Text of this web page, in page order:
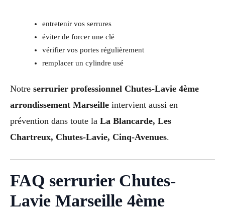
entretenir vos serrures
éviter de forcer une clé
vérifier vos portes régulièrement
remplacer un cylindre usé
Notre serrurier professionnel Chutes-Lavie 4ème
arrondissement Marseille intervient aussi en
prévention dans toute la La Blancarde, Les
Chartreux, Chutes-Lavie, Cinq-Avenues.
FAQ serrurier Chutes-
Lavie Marseille 4ème